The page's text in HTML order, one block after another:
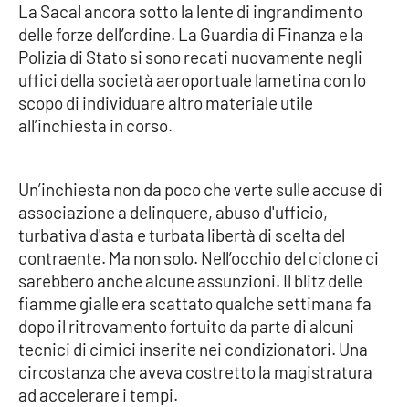
Cultura
Economia e Lavoro
Politica
Sanità
Società
Sport
RUBRICHE
Good Morning Vietnam
La Sacal ancora sotto la lente di ingrandimento
delle forze dell’ordine. La Guardia di Finanza e la
Polizia di Stato si sono recati nuovamente negli
uffici della società aeroportuale lametina con lo
scopo di individuare altro materiale utile
all’inchiesta in corso.
Un’inchiesta non da poco che verte sulle accuse di
associazione a delinquere, abuso d'ufficio,
turbativa d'asta e turbata libertà di scelta del
contraente. Ma non solo. Nell’occhio del ciclone ci
sarebbero anche alcune assunzioni. Il blitz delle
fiamme gialle era scattato qualche settimana fa
dopo il ritrovamento fortuito da parte di alcuni
tecnici di cimici inserite nei condizionatori. Una
circostanza che aveva costretto la magistratura
ad accelerare i tempi.